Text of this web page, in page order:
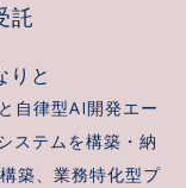
託
りと
自律型AI開発エー
ステムを構築・納
築、業務特化型プ